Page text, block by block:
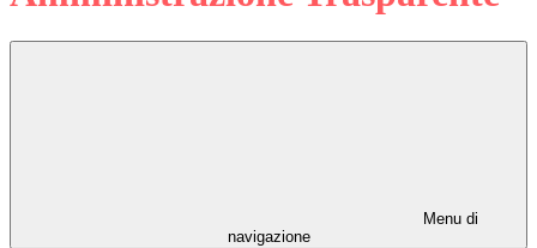
Menu di
navigazione